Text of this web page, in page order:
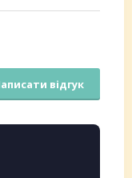
відгук